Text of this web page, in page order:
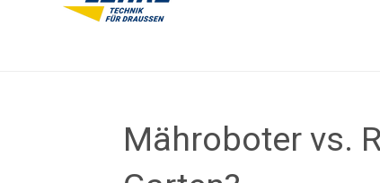
Mähroboter vs.